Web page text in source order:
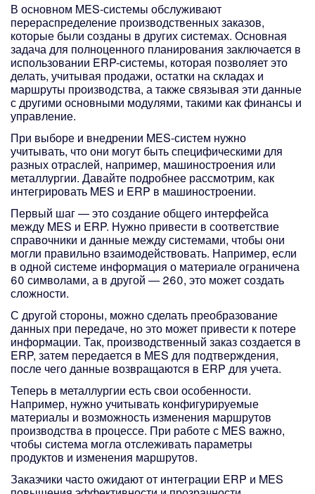
В основном MES-системы обслуживают
перераспределение производственных заказов,
которые были созданы в других системах. Основная
задача для полноценного планирования заключается в
использовании ERP-системы, которая позволяет это
делать, учитывая продажи, остатки на складах и
маршруты производства, а также связывая эти данные
с другими основными модулями, такими как финансы и
управление.
При выборе и внедрении MES-систем нужно
учитывать, что они могут быть специфическими для
разных отраслей, например, машиностроения или
металлургии. Давайте подробнее рассмотрим, как
интегрировать MES и ERP в машиностроении.
Первый шаг — это создание общего интерфейса
между MES и ERP. Нужно привести в соответствие
справочники и данные между системами, чтобы они
могли правильно взаимодействовать. Например, если
в одной системе информация о материале ограничена
60 символами, а в другой — 260, это может создать
сложности.
С другой стороны, можно сделать преобразование
данных при передаче, но это может привести к потере
информации. Так, производственный заказ создается в
ERP, затем передается в MES для подтверждения,
после чего данные возвращаются в ERP для учета.
Теперь в металлургии есть свои особенности.
Например, нужно учитывать конфигурируемые
материалы и возможность изменения маршрутов
производства в процессе. При работе с MES важно,
чтобы система могла отслеживать параметры
продуктов и изменения маршрутов.
Заказчики часто ожидают от интеграции ERP и MES